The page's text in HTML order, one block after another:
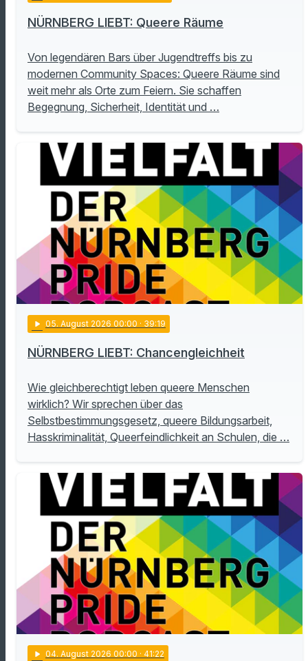
NÜRNBERG LIEBT: Queere Räume
Von legendären Bars über Jugendtreffs bis zu
modernen Community Spaces: Queere Räume sind
weit mehr als Orte zum Feiern. Sie schaffen
Begegnung, Sicherheit, Identität und …
play_arrow 05. August 2026 00:00 · 39:19
NÜRNBERG LIEBT: Chancengleichheit
Wie gleichberechtigt leben queere Menschen
wirklich? Wir sprechen über das
Selbstbestimmungsgesetz, queere Bildungsarbeit,
Hasskriminalität, Queerfeindlichkeit an Schulen, die …
play_arrow 04. August 2026 00:00 · 41:22